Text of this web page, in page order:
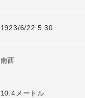
1923/6/22 5:30
南西
10.4メートル